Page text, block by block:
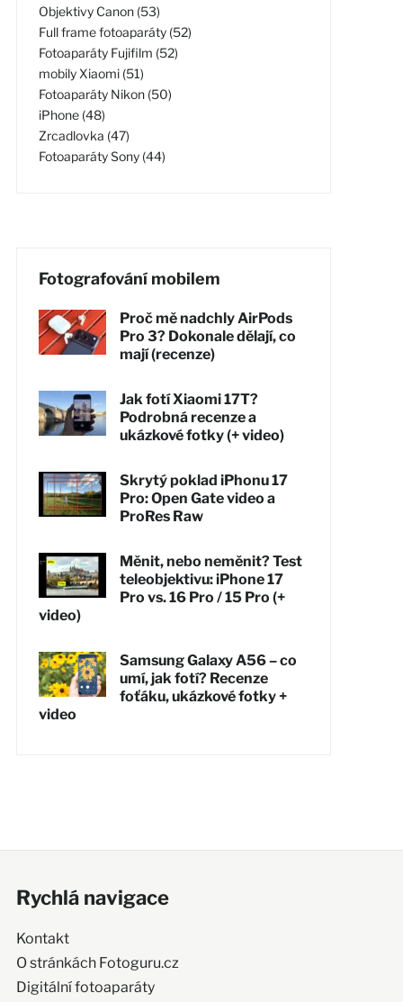
Objektivy Canon (53)
Full frame fotoaparáty (52)
Fotoaparáty Fujifilm (52)
mobily Xiaomi (51)
Fotoaparáty Nikon (50)
iPhone (48)
Zrcadlovka (47)
Fotoaparáty Sony (44)
Fotografování mobilem
Proč mě nadchly AirPods
Pro 3? Dokonale dělají, co
mají (recenze)
Jak fotí Xiaomi 17T?
Podrobná recenze a
ukázkové fotky (+ video)
Skrytý poklad iPhonu 17
Pro: Open Gate video a
ProRes Raw
Měnit, nebo neměnit? Test
teleobjektivu: iPhone 17
Pro vs. 16 Pro / 15 Pro (+
video)
Samsung Galaxy A56 – co
umí, jak fotí? Recenze
foťáku, ukázkové fotky +
video
Rychlá navigace
Kontakt
O stránkách Fotoguru.cz
Digitální fotoaparáty